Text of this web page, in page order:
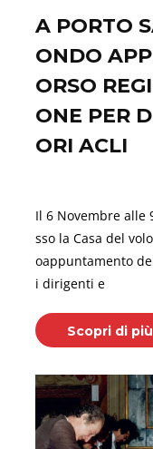
A PORTO
ONDO
ORSO
ONE PER
ORI ACLI
Il 6 Novembre alle
sso la Casa del
oappuntamento
i dirigenti e
Scopri di più